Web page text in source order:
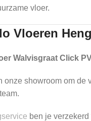
vloer.
Vloeren
Walvisgraat Click
onze showroom om de
ben je